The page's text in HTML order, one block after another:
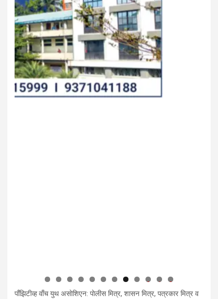
0 1
2
पाँझिटीव्ह वाँच युथ असाेशिएन: पाेलीस मित्र, शासन मित्र, पत्रकार मित्र व